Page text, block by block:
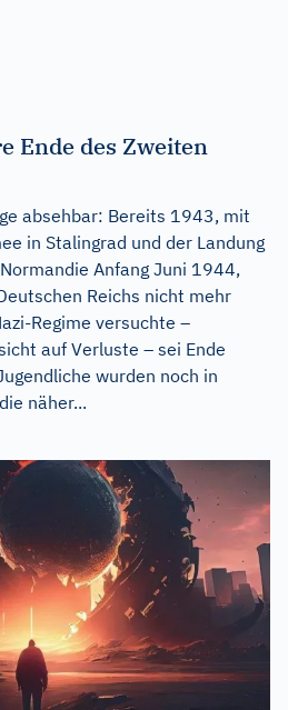
Ende des Zweiten
absehbar: Bereits 1943, mit
in Stalingrad und der Landung
Anfang Juni 1944,
Reichs nicht mehr
Regime versuchte –
auf Verluste – sei Ende
wurden noch in
näher...